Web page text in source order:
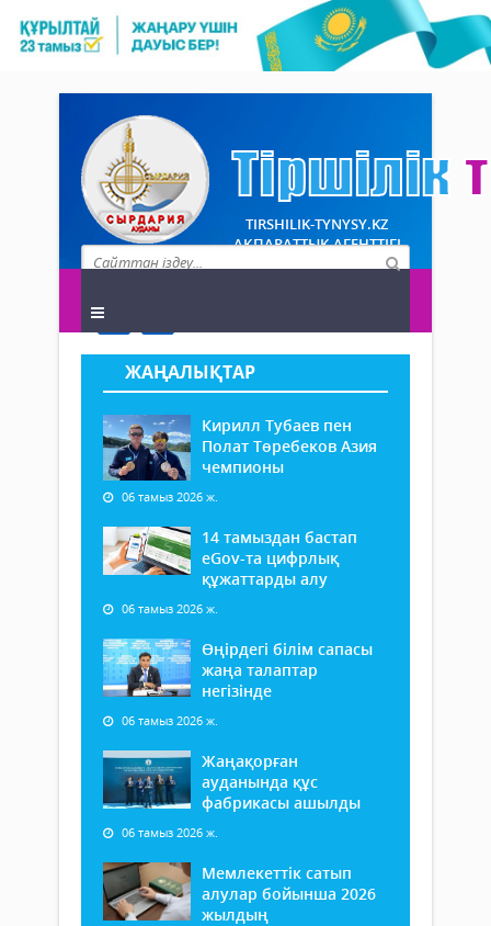
TIRSHILIK-TYNYSY.KZ
АҚПАРАТТЫҚ АГЕНТТІГІ
ЖАҢАЛЫҚТАР
Кирилл Тубаев пен
Полат Төребеков Азия
чемпионы
06 тамыз 2026 ж.
14 тамыздан бастап
еGov-та цифрлық
құжаттарды алу
06 тамыз 2026 ж.
Өңірдегі білім сапасы
жаңа талаптар
негізінде
06 тамыз 2026 ж.
Жаңақорған
ауданында құс
фабрикасы ашылды
06 тамыз 2026 ж.
Мемлекеттік сатып
алулар бойынша 2026
жылдың